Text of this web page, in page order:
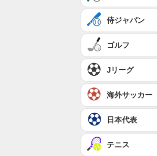
侍ジャパン
ゴルフ
Jリーグ
海外サッカー
日本代表
テニス